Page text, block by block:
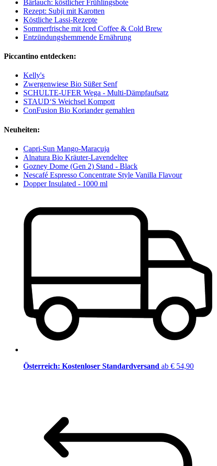
Bärlauch: köstlicher Frühlingsbote
Rezept: Subji mit Karotten
Köstliche Lassi-Rezepte
Sommerfrische mit Iced Coffee & Cold Brew
Entzündungshemmende Ernährung
Piccantino entdecken:
Kelly's
Zwergenwiese Bio Süßer Senf
SCHULTE-UFER Wega - Multi-Dämpfaufsatz
STAUD‘S Weichsel Kompott
ConFusion Bio Koriander gemahlen
Neuheiten:
Capri-Sun Mango-Maracuja
Alnatura Bio Kräuter-Lavendeltee
Gozney Dome (Gen 2) Stand - Black
Nescafé Espresso Concentrate Style Vanilla Flavour
Dopper Insulated - 1000 ml
Österreich: Kostenloser Standardversand ab € 54,90